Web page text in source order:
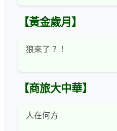
【黃金歲月】
狼來了？！
【商旅大中華】
人在何方